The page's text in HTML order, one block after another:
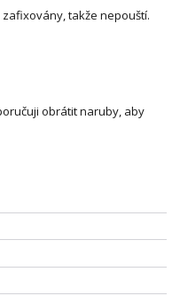
takže nepouští.
obrátit naruby, aby